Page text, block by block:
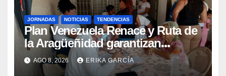
JORNADAS NOTICIAS TENDENCIAS
Plan Venezuela Renace y Ruta de
la Aragüeñidad garantizan
atención médica integral en
Aragua
AGO 8, 2026 ERIKA GARCÍA